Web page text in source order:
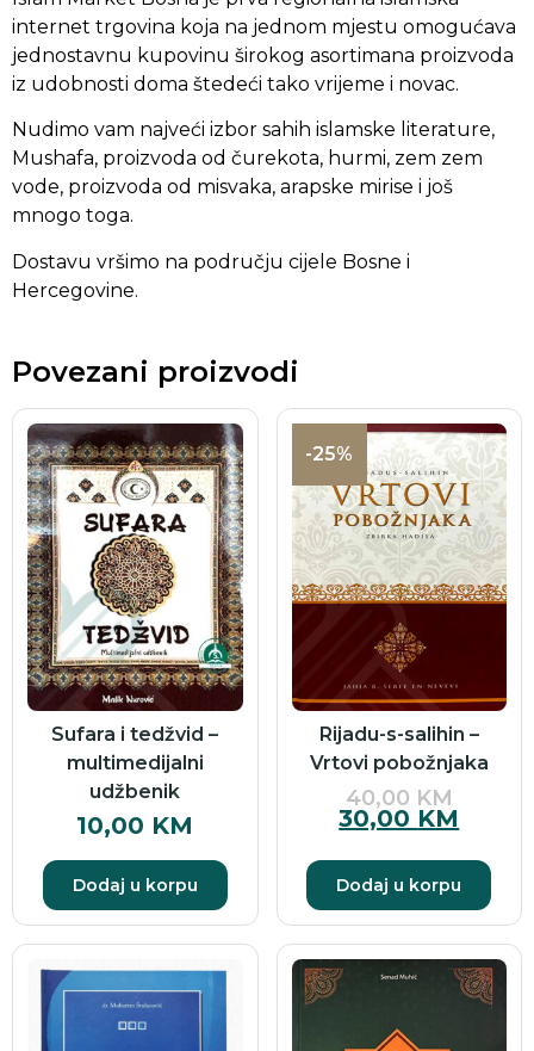
internet trgovina koja na jednom mjestu omogućava
jednostavnu kupovinu širokog asortimana proizvoda
iz udobnosti doma štedeći tako vrijeme i novac.
Nudimo vam najveći izbor sahih islamske literature,
Mushafa, proizvoda od čurekota, hurmi, zem zem
vode, proizvoda od misvaka, arapske mirise i još
mnogo toga.
Dostavu vršimo na području cijele Bosne i
Hercegovine.
Povezani proizvodi
Sufara i tedžvid –
multimedijalni
udžbenik
10,00 KM
Dodaj u korpu
-25%
Rijadu-s-salihin –
Vrtovi pobožnjaka
40,00 KM
30,00 KM
Dodaj u korpu